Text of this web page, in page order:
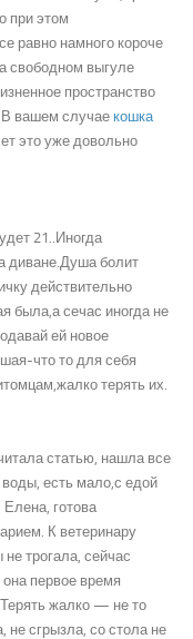
при этом
равно намного короче
свободном выгуле
пространство
В вашем случае кошка
это уже довольно
21..Иногда
диване.Душа болит
действительно
была,а сечас иногда не
ей новое
что то для себя
терять их.
статью, нашла все
есть мало,с едой
готова
К ветеринару
трогала, сейчас
первое время
жалко — не то
не сгрызла, со стола не